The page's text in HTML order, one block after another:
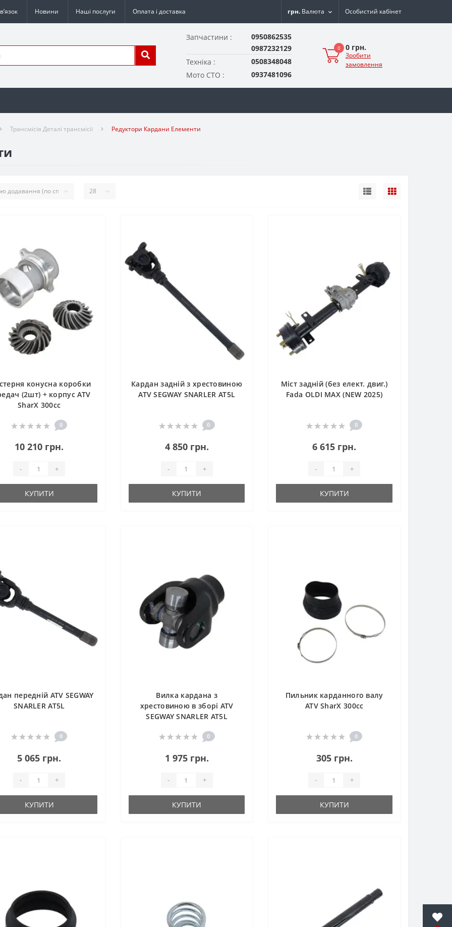
Новини Наші послуги Оплата і доставка грн. Валюта Особистий кабінет
Запчастини :
0950862535
0987232129
Техніка :
0508348048
Мото СТО :
0937481096
0 0 грн.
Зробити
замовлення
Трансмісія Деталі трансмісії Редуктори Кардани Елементи
конусна коробки
(2шт) + корпус ATV
SharX 300сс
0
10 210 грн.
- +
КУПИТИ
Кардан задній з хрестовиною
ATV SEGWAY SNARLER AT5L
0
4 850 грн.
- +
КУПИТИ
Міст задній (без елект. двиг.)
Fada OLDI MAX (NEW 2025)
0
6 615 грн.
- +
КУПИТИ
передній ATV SEGWAY
SNARLER AT5L
0
5 065 грн.
- +
КУПИТИ
Вилка кардана з
хрестовиною в зборі ATV
SEGWAY SNARLER AT5L
0
1 975 грн.
- +
КУПИТИ
Пильник карданного валу
ATV SharX 300сс
0
305 грн.
- +
КУПИТИ